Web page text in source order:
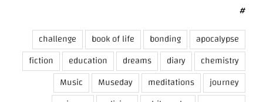
#
apocalypse
bonding
book of life
challenge
chemistry
diary
dreams
education
fiction
journey
meditations
Museday
Music